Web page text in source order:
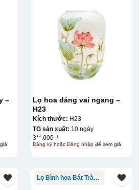
in xong, đang chờ khô để cắt dán
lên gốm sứ
gốm sứ để tem decal dính tạm lên
–
Lọ hoa dáng vai ngang –
H23
Kích thước: H23
TG sản xuất: 10 ngày
3**.000 ₫
Đăng kýhoặc Đăng nhậpđể xem giá
Lọ Bình hoa Bát Tràng in logo